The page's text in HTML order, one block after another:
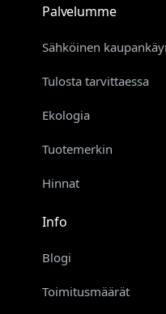
Palvelumme
Sähköinen
Tulosta tarvittaessa
Ekologia
Tuotemerkin
Hinnat
Info
Blogi
Toimitusmäärät